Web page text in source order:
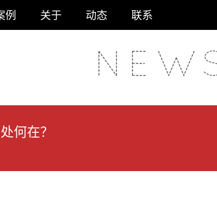
例 关于 动态 联系
N E W
何在？